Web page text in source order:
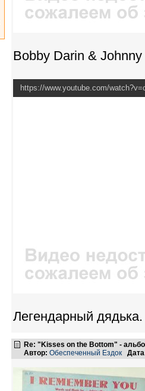
Bobby Darin &
https://www.youtube.com/
Легендарный
Re: "Kisses on the Bottom" -
Автор: Обеспеченный Ездок